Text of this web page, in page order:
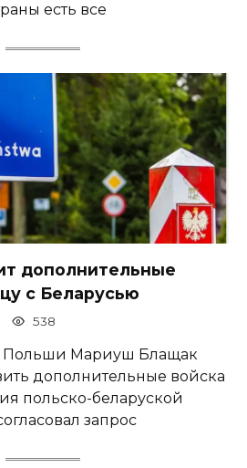
есть все
дополнительные
с Беларусью
538
Польши Мариуш Блащак
дополнительные войска
польско-беларуской
запрос